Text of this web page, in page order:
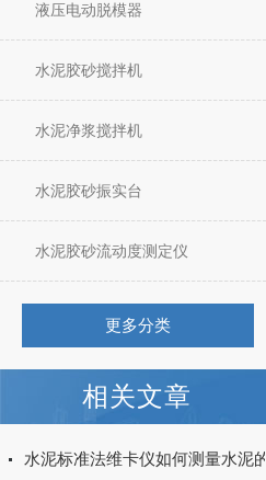
液压电动脱模器
水泥胶砂搅拌机
水泥净浆搅拌机
水泥胶砂振实台
水泥胶砂流动度测定仪
更多分类
相关文章
水泥标准法维卡仪如何测量水泥